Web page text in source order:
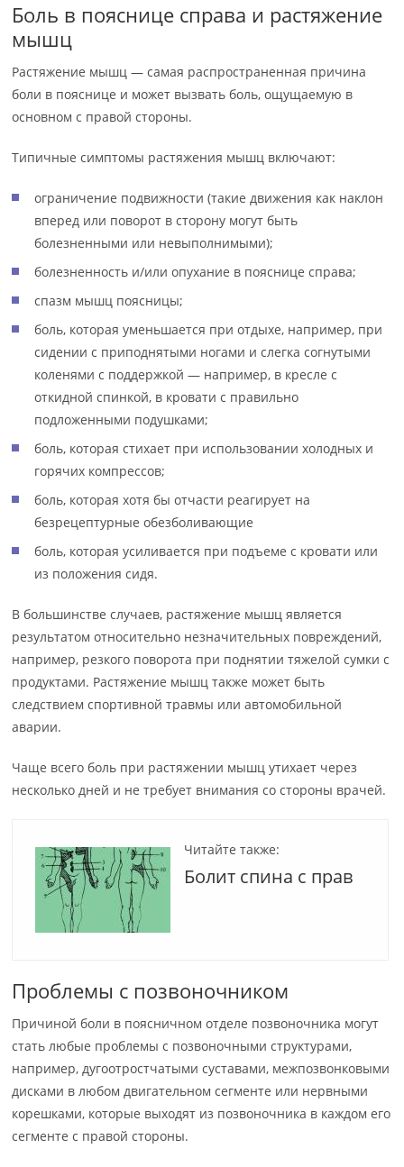
Боль в пояснице справа и растяжение
мышц
Растяжение мышц — самая распространенная причина
боли в пояснице и может вызвать боль, ощущаемую в
основном с правой стороны.
Типичные симптомы растяжения мышц включают:
ограничение подвижности (такие движения как наклон
вперед или поворот в сторону могут быть
болезненными или невыполнимыми);
болезненность и/или опухание в пояснице справа;
спазм мышц поясницы;
боль, которая уменьшается при отдыхе, например, при
сидении с приподнятыми ногами и слегка согнутыми
коленями с поддержкой — например, в кресле с
откидной спинкой, в кровати с правильно
подложенными подушками;
боль, которая стихает при использовании холодных и
горячих компрессов;
боль, которая хотя бы отчасти реагирует на
безрецептурные обезболивающие
боль, которая усиливается при подъеме с кровати или
из положения сидя.
В большинстве случаев, растяжение мышц является
результатом относительно незначительных повреждений,
например, резкого поворота при поднятии тяжелой сумки с
продуктами. Растяжение мышц также может быть
следствием спортивной травмы или автомобильной
аварии.
Чаще всего боль при растяжении мышц утихает через
несколько дней и не требует внимания со стороны врачей.
Читайте также:
Болит спина с прав
Проблемы с позвоночником
Причиной боли в поясничном отделе позвоночника могут
стать любые проблемы с позвоночными структурами,
например, дугоотростчатыми суставами, межпозвонковыми
дисками в любом двигательном сегменте или нервными
корешками, которые выходят из позвоночника в каждом его
сегменте с правой стороны.